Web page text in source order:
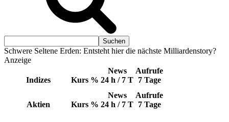
Schwere Seltene Erden: Entsteht hier die nächste Milliardenstory?
Anzeige
Indizes Kurs %
News
24 h / 7 T
Aufrufe
7 Tage
Aktien Kurs %
News
24 h / 7 T
Aufrufe
7 Tage